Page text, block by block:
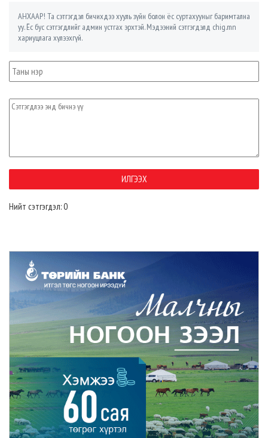
АНХААР! Та сэтгэгдэл бичихдээ хууль зүйн болон ёс суртахууныг баримтална
уу. Ёс бус сэтгэгдлийг админ устгах эрхтэй. Мэдээний сэтгэгдэлд chig.mn
хариуцлага хүлээхгүй.
Нийт сэтгэгдэл: 0